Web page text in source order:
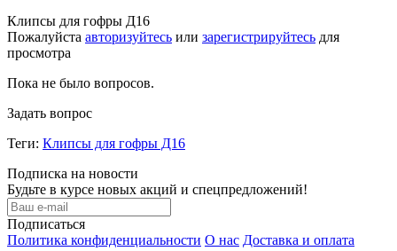
Клипсы для гофры Д16
Пожалуйста авторизуйтесь или зарегистрируйтесь для
просмотра
Пока не было вопросов.
Задать вопрос
Теги: Клипсы для гофры Д16
Подписка на новости
Будьте в курсе новых акций и спецпредложений!
Подписаться
Политика конфиденциальности О нас Доставка и оплата